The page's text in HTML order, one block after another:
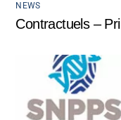
NEWS
Contractuels –